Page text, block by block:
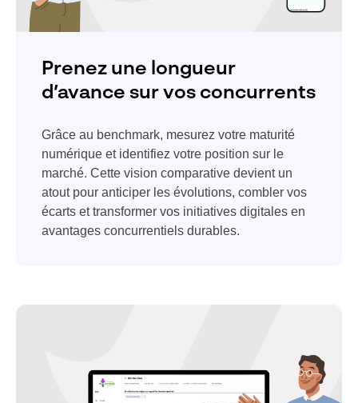
Prenez une longueur
d’avance sur vos concurrents
Grâce au benchmark, mesurez votre maturité
numérique et identifiez votre position sur le
marché. Cette vision comparative devient un
atout pour anticiper les évolutions, combler vos
écarts et transformer vos initiatives digitales en
avantages concurrentiels durables.